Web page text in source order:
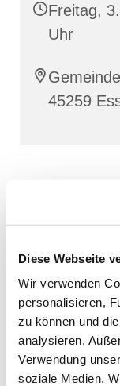
Diese Webseite
Wir verwenden
personalisieren,
zu können und
analysieren.
Verwendung
soziale Medien,
Freitag,
Uhr
45259